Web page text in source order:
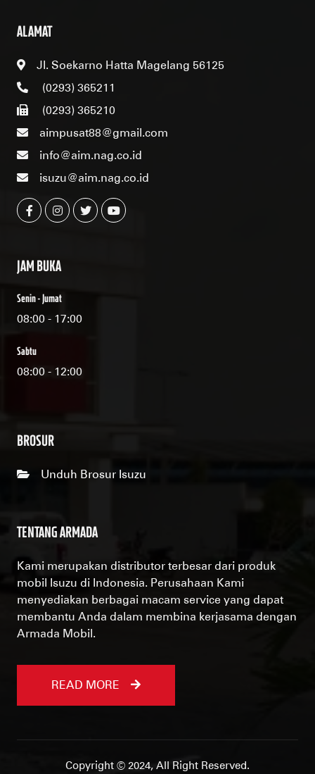
ALAMAT
Jl. Soekarno Hatta Magelang 56125
(0293) 365211
(0293) 365210
aimpusat88@gmail.com
info@aim.nag.co.id
isuzu@aim.nag.co.id
JAM BUKA
Senin - Jumat
08:00 - 17:00
Sabtu
08:00 - 12:00
BROSUR
Unduh Brosur Isuzu
TENTANG ARMADA
Kami merupakan distributor terbesar dari produk
mobil Isuzu di Indonesia. Perusahaan Kami
menyediakan berbagai macam service yang dapat
membantu Anda dalam membina kerjasama dengan
Armada Mobil.
READ MORE
Copyright © 2024, All Right Reserved.